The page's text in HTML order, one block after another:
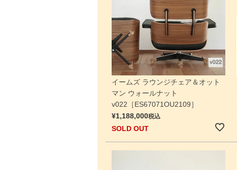
イームズ ラウンジチェア＆オット
マン ウォールナット
v022［ES67071OU2109］
¥1,188,000税込
SOLD OUT